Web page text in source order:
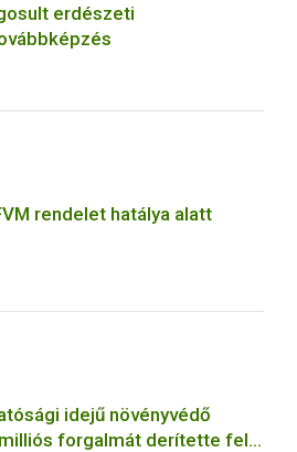
erdészeti
rendelet hatálya alatt
idejű növényvédő
forgalmát derítette fel a